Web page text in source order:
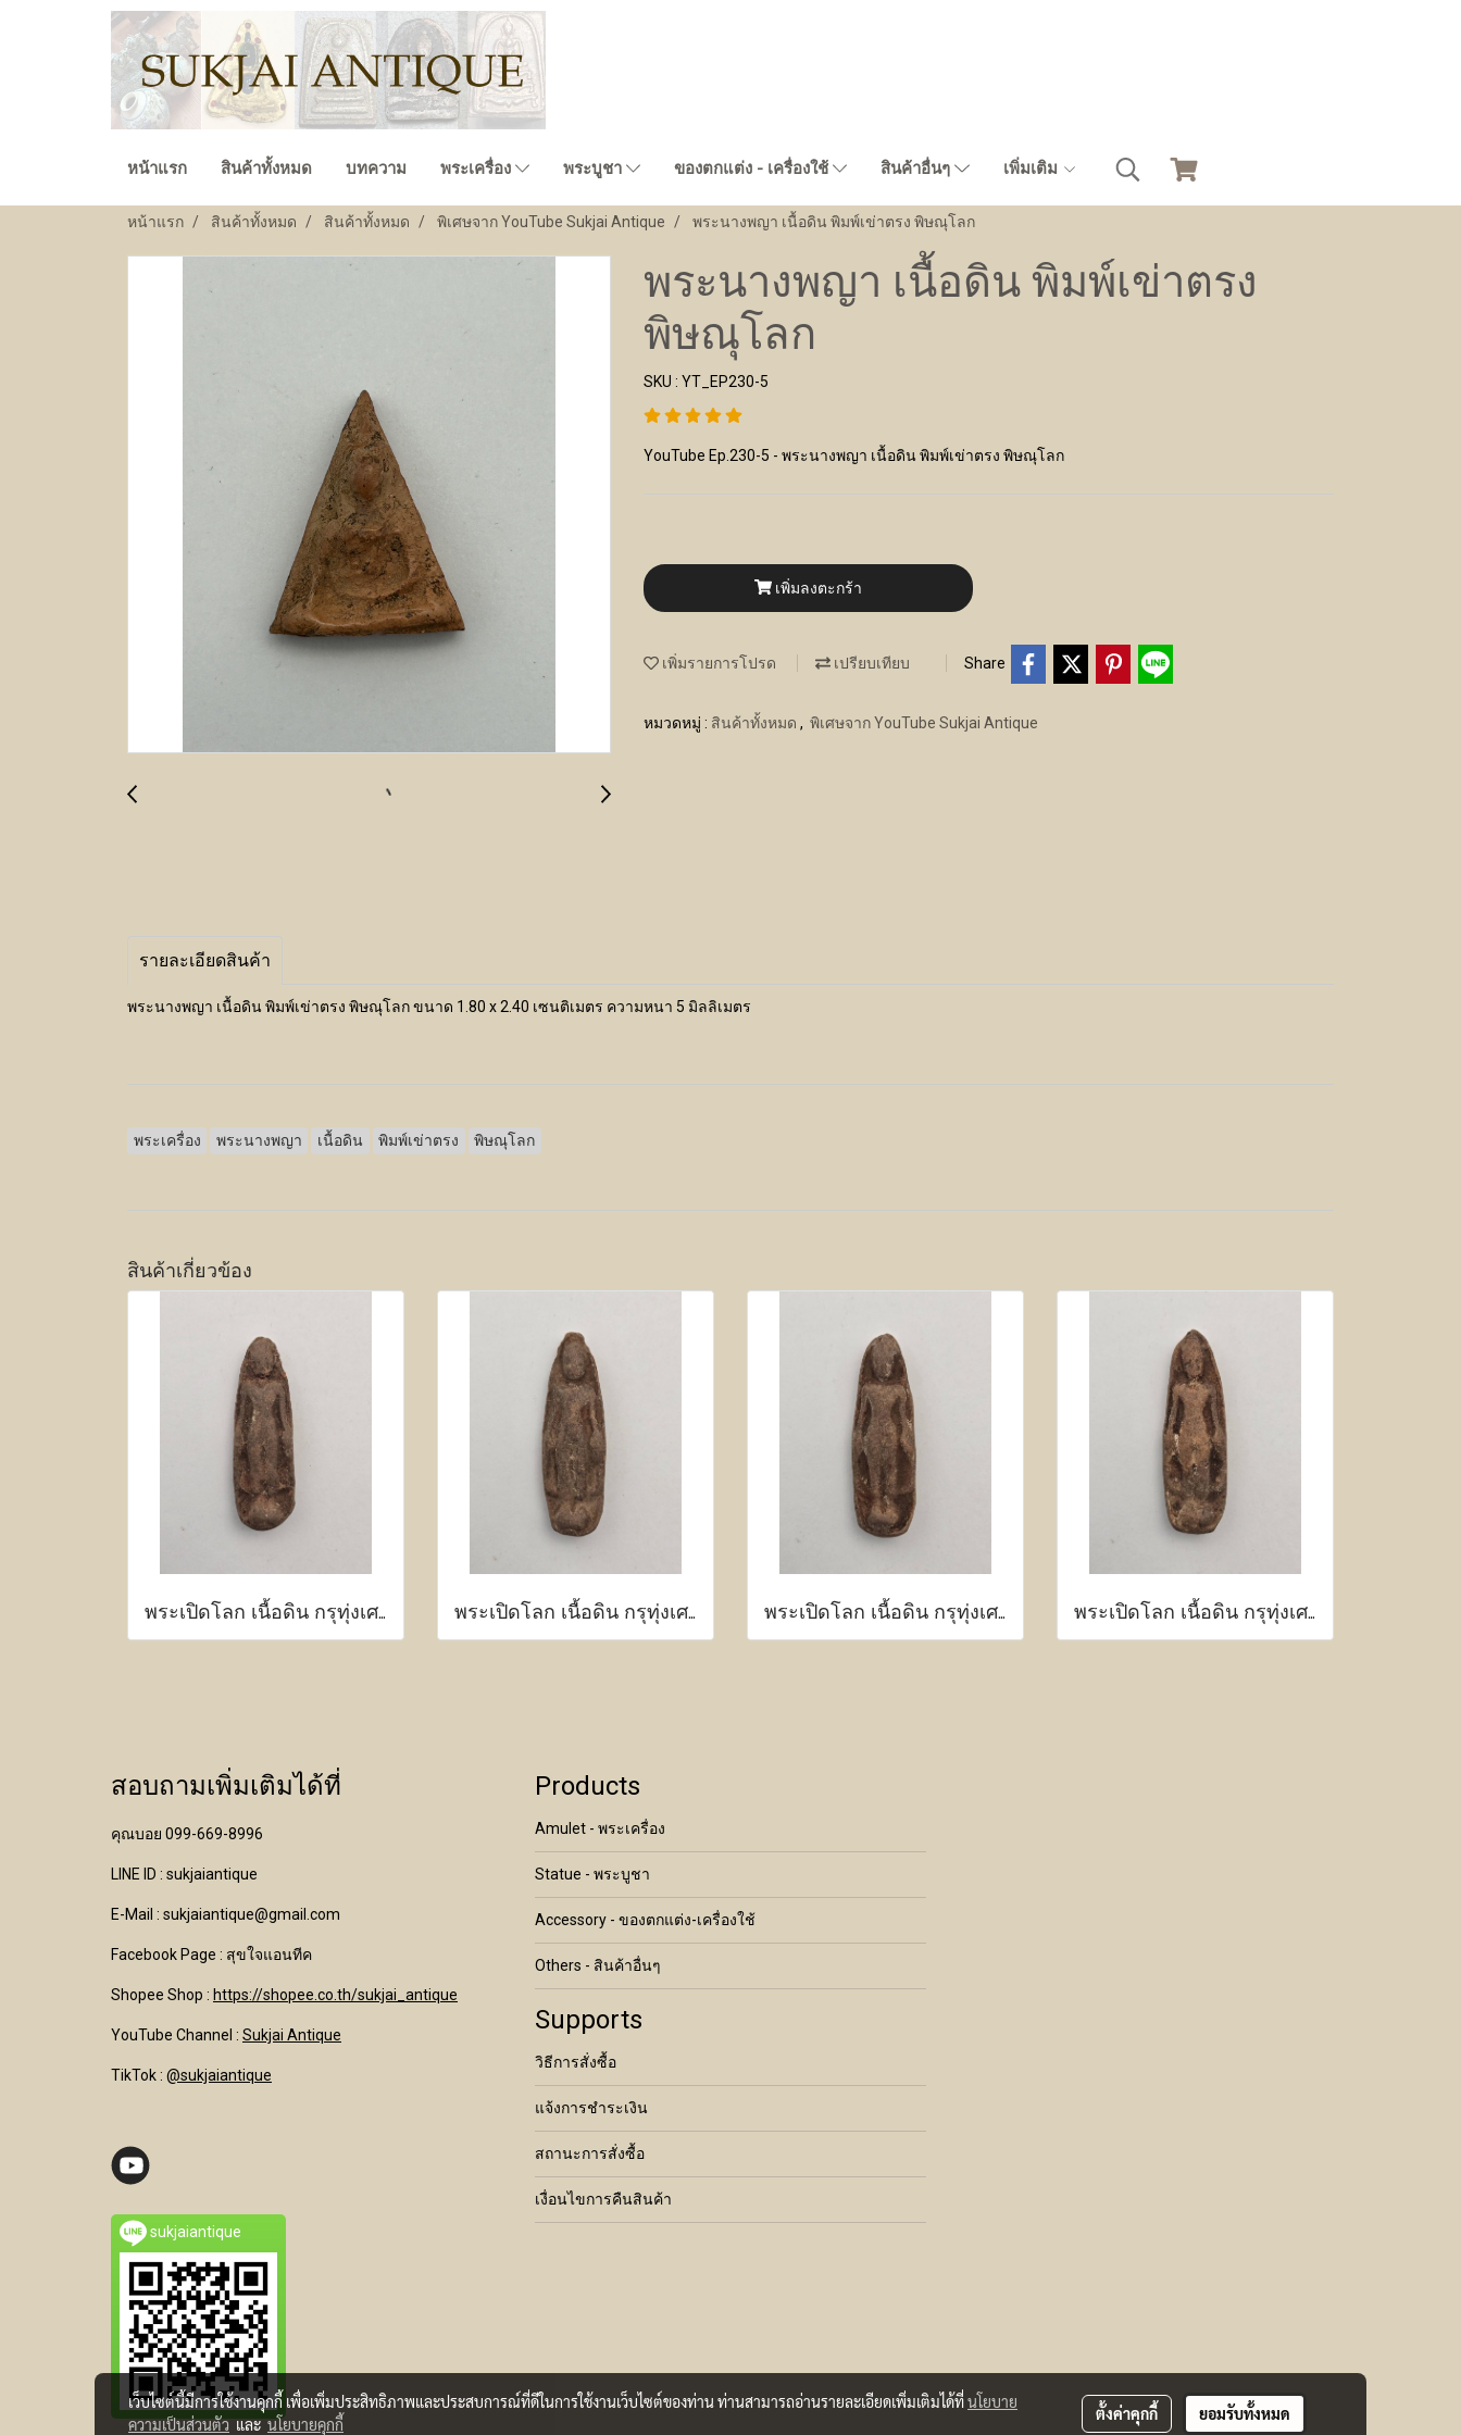
หน้าแรก สินค้าทั้งหมด บทความ พระเครื่อง พระบูชา ของตกแต่ง - เครื่องใช้ สินค้าอื่นๆ เพิ่มเติม
หน้าแรก สินค้าทั้งหมด สินค้าทั้งหมด พิเศษจาก YouTube Sukjai Antique พระนางพญา เนื้อดิน พิมพ์เข่าตรง พิษณุโลก
พระนางพญา เนื้อดิน พิมพ์เข่าตรง
พิษณุโลก
SKU : YT_EP230-5
YouTube Ep.230-5 - พระนางพญา เนื้อดิน พิมพ์เข่าตรง พิษณุโลก
เพิ่มลงตะกร้า
เพิ่มรายการโปรด เปรียบเทียบ Share
หมวดหมู่ : สินค้าทั้งหมด , พิเศษจาก YouTube Sukjai Antique
รายละเอียดสินค้า
พระนางพญา เนื้อดิน พิมพ์เข่าตรง พิษณุโลก ขนาด 1.80 x 2.40 เซนติเมตร ความหนา 5 มิลลิเมตร
พระเครื่อง พระนางพญา เนื้อดิน พิมพ์เข่าตรง พิษณุโลก
สินค้าเกี่ยวข้อง
พระเปิดโลก เนื้อดิน กรุทุ่งเศรษฐี กำแพงเพชร พระเปิดโลก เนื้อดิน กรุทุ่งเศรษฐี กำแพงเพชร พระเปิดโลก เนื้อดิน กรุทุ่งเศรษฐี กำแพงเพชร พระเปิดโลก เนื้อดิน กรุทุ่งเศรษฐี กำแพงเพชร
สอบถามเพิ่มเติมได้ที่
คุณบอย 099-669-8996
LINE ID : sukjaiantique
E-Mail : sukjaiantique@gmail.com
Facebook Page : สุขใจแอนทีค
Shopee Shop : https://shopee.co.th/sukjai_antique
YouTube Channel : Sukjai Antique
TikTok : @sukjaiantique
sukjaiantique
Products
Amulet - พระเครื่อง
Statue - พระบูชา
Accessory - ของตกแต่ง-เครื่องใช้
Others - สินค้าอื่นๆ
Supports
วิธีการสั่งซื้อ
แจ้งการชำระเงิน
สถานะการสั่งซื้อ
เงื่อนไขการคืนสินค้า
เว็บไซต์นี้มีการใช้งานคุกกี้ เพื่อเพิ่มประสิทธิภาพและประสบการณ์ที่ดีในการใช้งานเว็บไซต์ของท่าน ท่านสามารถอ่านรายละเอียดเพิ่มเติมได้ที่นโยบาย
ความเป็นส่วนตัวและนโยบายคุกกี้
ตั้งค่าคุกกี้ ยอมรับทั้งหมด